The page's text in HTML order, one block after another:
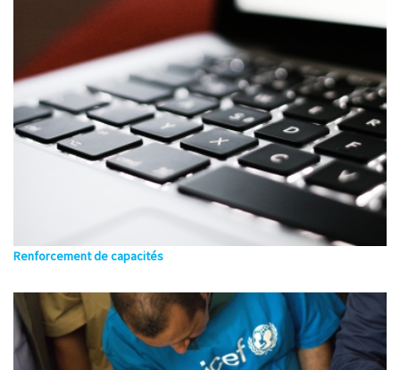
Renforcement de capacités